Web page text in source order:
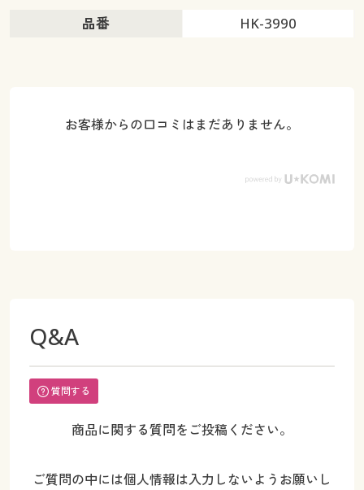
品番 HK-3990
お客様からの口コミはまだありません。
Q&A
質問する
商品に関する質問をご投稿ください。
ご質問の中には個人情報は入力しないようお願いし